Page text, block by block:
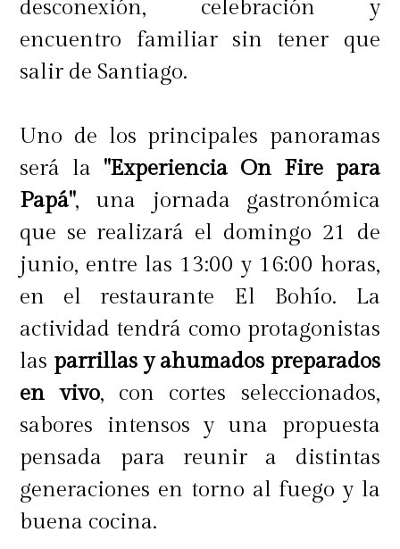
- 60 ml. Jerez Tio Pepe
- 50 ml. Mate clarificado
- 40 ml. Cordial de manzana, vino
blanco y eucalipto
- 25 ml. Jugo de limón
- 10 ml. Syrup simple Garnitura:
Hoja de eucalipto blanqueada y
maridaje de aceitunas, queso de
cabra y aceitunas
Preparación:
Cordial de manzana: En una sous
vide a 40°, durante 3 horas, en una
bolsa de vacío, insertar: 500gr
desconexión, celebración y
encuentro familiar sin tener que
salir de Santiago.
Uno de los principales panoramas
será la "Experiencia On Fire para
Papá", una jornada gastronómica
que se realizará el domingo 21 de
junio, entre las 13:00 y 16:00 horas,
en el restaurante El Bohío. La
actividad tendrá como protagonistas
las parrillas y ahumados preparados
en vivo, con cortes seleccionados,
sabores intensos y una propuesta
pensada para reunir a distintas
generaciones en torno al fuego y la
buena cocina.